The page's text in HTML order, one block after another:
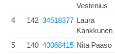
Vestenius
4 142 34518377 Laura
Kankkunen
5 140 40068415 Nita Paaso